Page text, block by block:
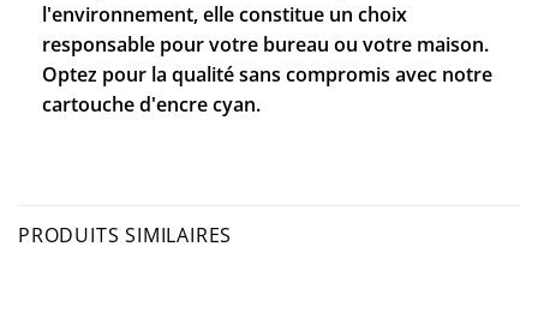
l'environnement, elle constitue un choix
responsable pour votre bureau ou votre maison.
Optez pour la qualité sans compromis avec notre
cartouche d'encre cyan.
PRODUITS SIMILAIRES